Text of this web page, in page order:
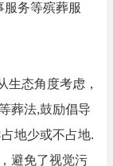
服务等殡葬服
生态角度考虑，
葬法,鼓励倡导
地少或不占地.
避免了视觉污